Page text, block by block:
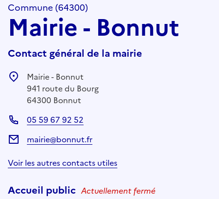
Commune (64300)
Mairie - Bonnut
Contact général de la mairie
Mairie - Bonnut
941 route du Bourg
64300 Bonnut
05 59 67 92 52
mairie@bonnut.fr
Voir les autres contacts utiles
Accueil public Actuellement fermé